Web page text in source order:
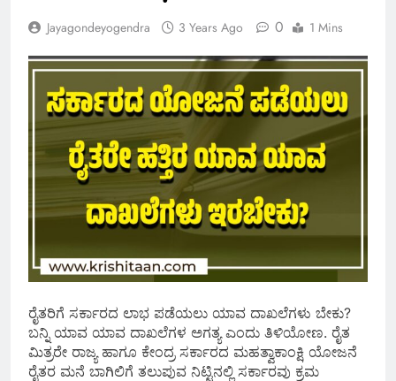
Jayagondeyogendra 3 Years Ago 0 1 Mins
ರೈತರಿಗೆ ಸರ್ಕಾರದ ಲಾಭ ಪಡೆಯಲು ಯಾವ ದಾಖಲೆಗಳು ಬೇಕು?
ಬನ್ನಿ ಯಾವ ಯಾವ ದಾಖಲೆಗಳ ಅಗತ್ಯ ಎಂದು ತಿಳಿಯೋಣ. ರೈತ‌
ಮಿತ್ರರೇ ರಾಜ್ಯ ಹಾಗೂ ಕೇಂದ್ರ ಸರ್ಕಾರದ ಮಹತ್ವಾಕಾಂಕ್ಷಿ ಯೋಜನೆ
ರೈತರ ಮನೆ ಬಾಗಿಲಿಗೆ ತಲುಪುವ ನಿಟ್ಟಿನಲ್ಲಿ ಸರ್ಕಾರವು ಕ್ರಮ